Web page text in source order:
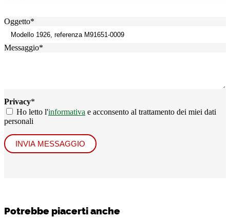
Oggetto*
Messaggio*
Privacy*
Ho letto l'informativa e acconsento al trattamento dei miei dati
personali
INVIA MESSAGGIO
Potrebbe piacerti anche